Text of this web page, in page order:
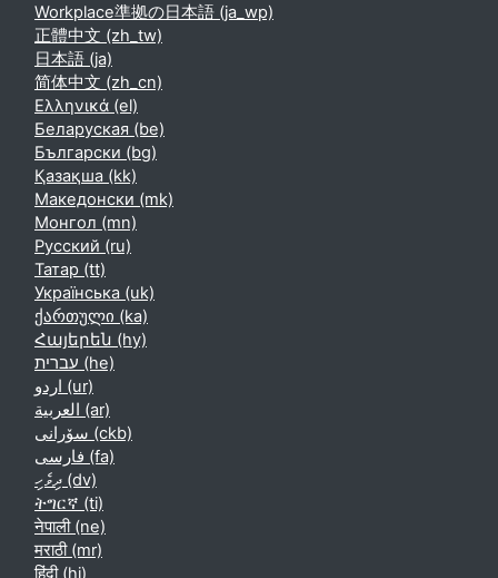
Workplace準拠の日本語 ‎(ja_wp)‎
正體中文 ‎(zh_tw)‎
日本語 ‎(ja)‎
简体中文 ‎(zh_cn)‎
Ελληνικά ‎(el)‎
Беларуская ‎(be)‎
Български ‎(bg)‎
Қазақша ‎(kk)‎
Македонски ‎(mk)‎
Монгол ‎(mn)‎
Русский ‎(ru)‎
Татар ‎(tt)‎
Українська ‎(uk)‎
ქართული ‎(ka)‎
Հայերեն ‎(hy)‎
עברית ‎(he)‎
اردو ‎(ur)‎
العربية ‎(ar)‎
سۆرانی ‎(ckb)‎
فارسی ‎(fa)‎
ދިވެހި ‎(dv)‎
ትግርኛ ‎(ti)‎
नेपाली ‎(ne)‎
मराठी ‎(mr)‎
हिंदी ‎(hi)‎